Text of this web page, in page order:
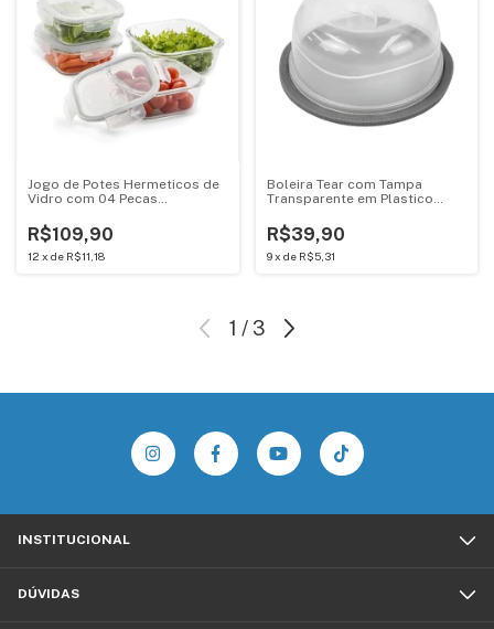
Jogo de Potes Hermeticos de
Vidro com 04 Pecas
R$109,90
12 x de R$11,18
Boleira Tear com Tampa
Transparente em Plastico
R$39,90
9 x de R$5,31
1 / 3
INSTITUCIONAL
DÚVIDAS